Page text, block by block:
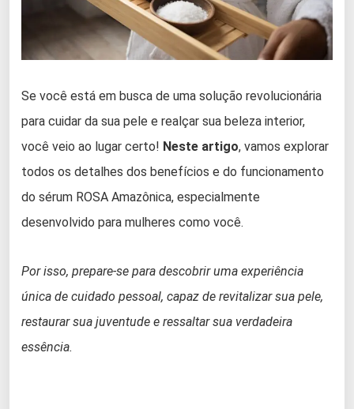
Se você está em busca de uma solução revolucionária
para cuidar da sua pele e realçar sua beleza interior,
você veio ao lugar certo! Neste artigo, vamos explorar
todos os detalhes dos benefícios e do funcionamento
do sérum ROSA Amazônica, especialmente
desenvolvido para mulheres como você.
Por isso, prepare-se para descobrir uma experiência
única de cuidado pessoal, capaz de revitalizar sua pele,
restaurar sua juventude e ressaltar sua verdadeira
essência.